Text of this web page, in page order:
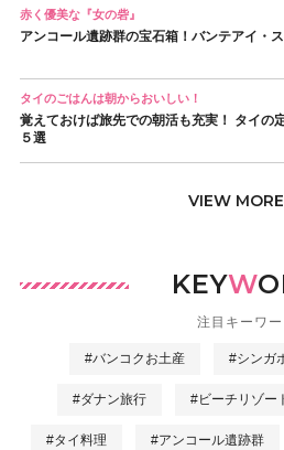
赤く優美な『女の砦』
アンコール遺跡群の宝石箱！バンテアイ・
タイのごはんは朝からおいしい！
覚えておけば旅先での朝活も充実！ タイの
５選
VIEW MORE
KEYW
注目キーワー
#バンコクお土産 #シンガ
#ダナン旅行 #ビーチリゾー
#タイ料理 #アンコール遺跡群